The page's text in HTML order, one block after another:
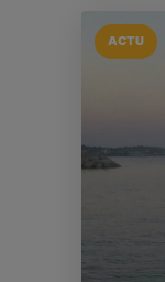
ACTU